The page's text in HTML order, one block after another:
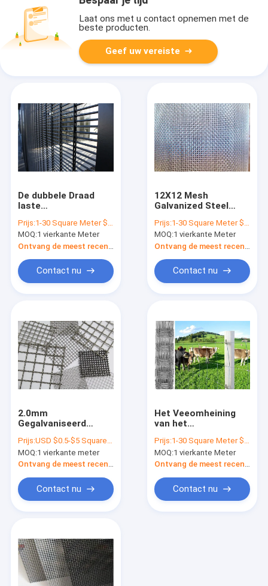
Producten
Over ons
Laat ons met u contact opnemen met de
beste producten.
Geef uw vereiste
De dubbele Draad
laste
1m Zilveren
Gegalvaniseerde
Draadomheining
Panels
Prijs:1-30 Square Meter $2/Square Meter >30 Square Meters $1/Square Meter
MOQ:1 vierkante Meter
Contact nu
12X12 Mesh
Galvanized Steel
0.3mm0.9mm
Draadmaat
Prijs:1-30 Square Meter $3/Square Meter >30 Square Meters $2/Square Meter
MOQ:1 vierkante Meter
Contact nu
2.0mm
Gegalvaniseerd
Metaal Mesh Square
Hole
Prijs:USD $0.5-$5 Square Meter
MOQ:1 vierkante meter
Ontvang de meest recente Prijs
Contact nu
Het Veeomheining
van het
Elektro
Gegalvaniseerde
Staal, Herten/de
Weidedraad
Prijs:1-30 Square Meter $2/Square Meter >30 Square Meters $1/Square Meter
MOQ:1 vierkante Meter
Ontvang de meest recente Prijs
Contact nu